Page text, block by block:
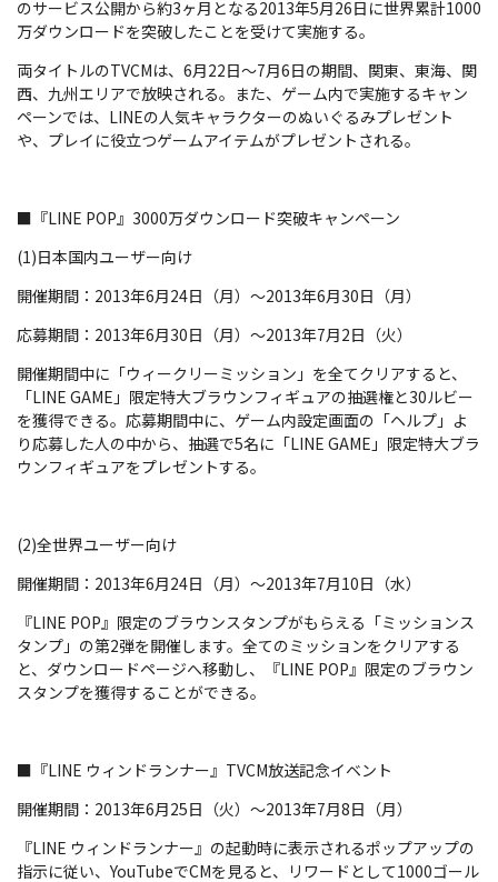
のサービス公開から約3ヶ月となる2013年5月26日に世界累計1000
万ダウンロードを突破したことを受けて実施する。
両タイトルのTVCMは、6月22日～7月6日の期間、関東、東海、関
西、九州エリアで放映される。また、ゲーム内で実施するキャン
ペーンでは、LINEの人気キャラクターのぬいぐるみプレゼント
や、プレイに役立つゲームアイテムがプレゼントされる。
■『LINE POP』3000万ダウンロード突破キャンペーン
(1)日本国内ユーザー向け
開催期間：2013年6月24日（月）～2013年6月30日（月）
応募期間：2013年6月30日（月）～2013年7月2日（火）
開催期間中に「ウィークリーミッション」を全てクリアすると、
「LINE GAME」限定特大ブラウンフィギュアの抽選権と30ルビー
を獲得できる。応募期間中に、ゲーム内設定画面の「ヘルプ」よ
り応募した人の中から、抽選で5名に「LINE GAME」限定特大ブラ
ウンフィギュアをプレゼントする。
(2)全世界ユーザー向け
開催期間：2013年6月24日（月）～2013年7月10日（水）
『LINE POP』限定のブラウンスタンプがもらえる「ミッションス
タンプ」の第2弾を開催します。全てのミッションをクリアする
と、ダウンロードページへ移動し、『LINE POP』限定のブラウン
スタンプを獲得することができる。
■『LINE ウィンドランナー』TVCM放送記念イベント
開催期間：2013年6月25日（火）～2013年7月8日（月）
『LINE ウィンドランナー』の起動時に表示されるポップアップの
指示に従い、YouTubeでCMを見ると、リワードとして1000ゴール